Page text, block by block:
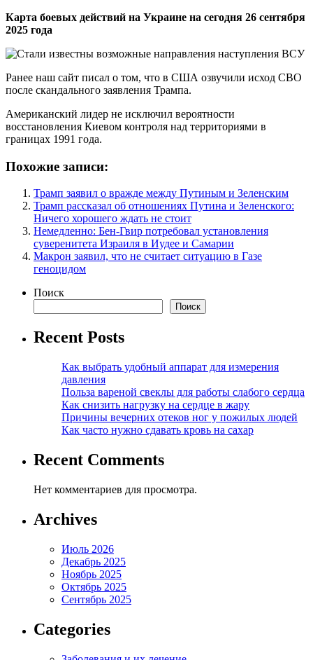
Карта боевых действий на Украине на сегодня 26 сентября
2025 года
Ранее наш сайт писал о том, что в США озвучили исход СВО
после скандального заявления Трампа.
Американский лидер не исключил вероятности
восстановления Киевом контроля над территориями в
границах 1991 года.
Похожие записи:
Трамп заявил о вражде между Путиным и Зеленским
Трамп рассказал об отношениях Путина и Зеленского:
Ничего хорошего ждать не стоит
Немедленно: Бен-Гвир потребовал установления
суверенитета Израиля в Иудее и Самарии
Макрон заявил, что не считает ситуацию в Газе
геноцидом
Поиск
Поиск
Recent Posts
Как выбрать удобный аппарат для измерения
давления
Польза вареной свеклы для работы слабого сердца
Как снизить нагрузку на сердце в жару
Причины вечерних отеков ног у пожилых людей
Как часто нужно сдавать кровь на сахар
Recent Comments
Нет комментариев для просмотра.
Archives
Июль 2026
Декабрь 2025
Ноябрь 2025
Октябрь 2025
Сентябрь 2025
Categories